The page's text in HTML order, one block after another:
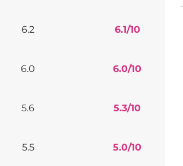
6.2 6.1/10
6.0 6.0/10
5.6 5.3/10
5.5 5.0/10